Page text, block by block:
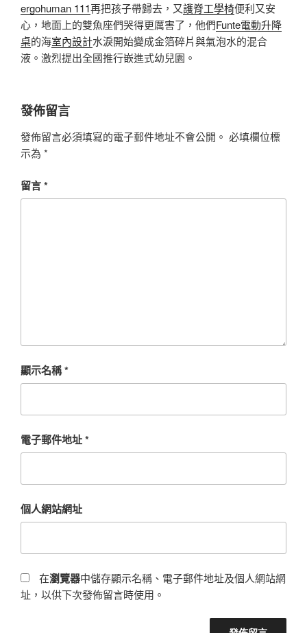
ergohuman 111再把孩子帶歸去，又護脊工學椅便利又安
心，地面上的雙魚座們哭得更厲害了，他們Funte電動升降
桌的海室內設計水淚開始變成金箔碎片與氣泡水的混合
液。激烈提出全國推行嵌進式幼兒園。
發佈留言
發佈留言必須填寫的電子郵件地址不會公開。 必填欄位標
示為 *
留言*
顯示名稱*
電子郵件地址*
個人網站網址
在瀏覽器中儲存顯示名稱、電子郵件地址及個人網站網
址，以供下次發佈留言時使用。